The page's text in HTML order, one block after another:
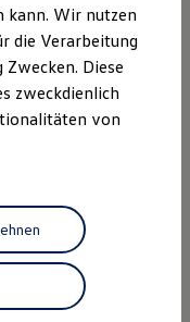
wie ein ID.
kann. Wir nutzen
die Verarbeitung
Diese
zweckdienlich
von